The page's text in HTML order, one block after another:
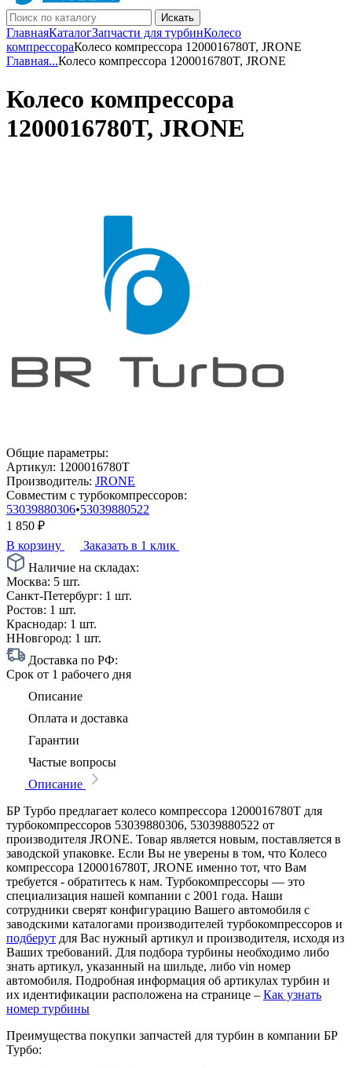
Искать
ГлавнаяКаталогЗапчасти для турбинКолесо
компрессораКолесо компрессора 1200016780T, JRONE
Главная...Колесо компрессора 1200016780T, JRONE
Колесо компрессора
1200016780T, JRONE
Общие параметры:
Артикул: 1200016780T
Производитель: JRONE
Совместим с турбокомпрессоров:
53039880306•53039880522
1 850 ₽
В корзину
Заказать в 1 клик
Наличие на складах:
Москва: 5 шт.
Санкт-Петербург: 1 шт.
Ростов: 1 шт.
Краснодар: 1 шт.
ННовгород: 1 шт.
Доставка по РФ:
Срок от 1 рабочего дня
Описание
Оплата и доставка
Гарантии
Частые вопросы
Описание
БР Турбо предлагает колесо компрессора 1200016780T для
турбокомпрессоров 53039880306, 53039880522 от
производителя JRONE. Товар является новым, поставляется в
заводской упаковке. Если Вы не уверены в том, что Колесо
компрессора 1200016780T, JRONE именно тот, что Вам
требуется - обратитесь к нам. Турбокомпрессоры — это
специализация нашей компании с 2001 года. Наши
сотрудники сверят конфигурацию Вашего автомобиля с
заводскими каталогами производителей турбокомпрессоров и
подберут для Вас нужный артикул и производителя, исходя из
Ваших требований. Для подбора турбины необходимо либо
знать артикул, указанный на шильде, либо vin номер
автомобиля. Подробная информация об артикулах турбин и
их идентификации расположена на странице – Как узнать
номер турбины
Преимущества покупки запчастей для турбин в компании БР
Турбо: